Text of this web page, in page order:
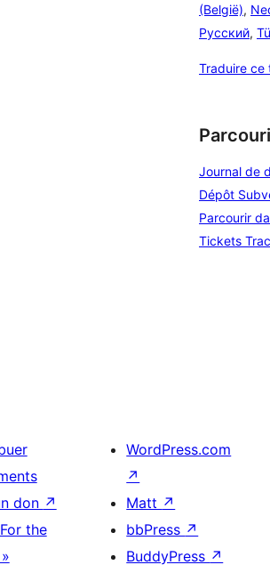
(België),
Русский,
Traduire ce
Journal de
Dépôt
Parcourir
Tickets Trac
don ↗
the
WordPress.com
↗
Matt ↗
bbPress ↗
BuddyPress ↗